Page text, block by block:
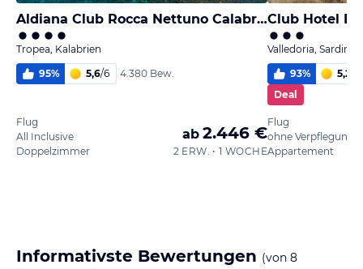
Aldiana Club Rocca Nettuno Calabria
Tropea, Kalabrien
95% 5,6/6 4.380 Bew.
Flug
All Inclusive
Doppelzimmer
ab 2.446 €
2 ERW. • 1 WOCHE
Club Hotel
Valledoria,
93% 5,2
Deal
Flug
ohne Verpflegung
Appartement
Informativste Bewertungen (von 8